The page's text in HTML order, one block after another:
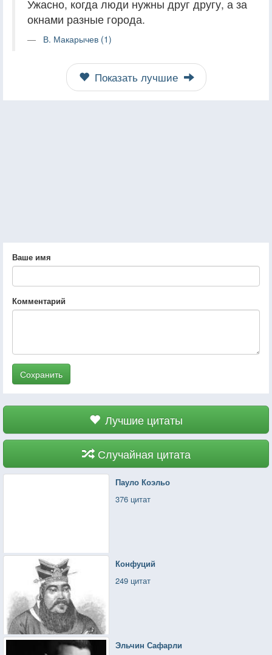
Ужасно, когда люди нужны друг другу, а за
окнами разные города.
В. Макарычев (1)
Показать лучшие
Ваше имя
Комментарий
Сохранить
Лучшие цитаты
Случайная цитата
Пауло Коэльо
376 цитат
Конфуций
249 цитат
Эльчин Сафарли